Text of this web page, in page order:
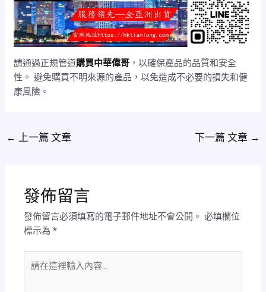
請通過正規管道購買中華偉哥 ，以確保產品的品質和安全
性。 避免購買不明來源的產品，以免造成不必要的損失和健
康風險。
← 上一篇 文章 下一篇 文章 →
發佈留言
發佈留言必須填寫的電子郵件地址不會公開。 必填欄位
標示為*
在